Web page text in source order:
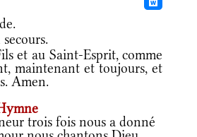
et au Saint-Esprit, comme
maintenant et toujours, et
Amen.
trois fois nous a donné